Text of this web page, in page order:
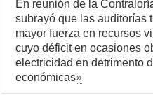
En reunión de la
subrayó que las auditorías
mayor fuerza en recursos
cuyo déficit en ocasiones
electricidad en detrimento
económicas»